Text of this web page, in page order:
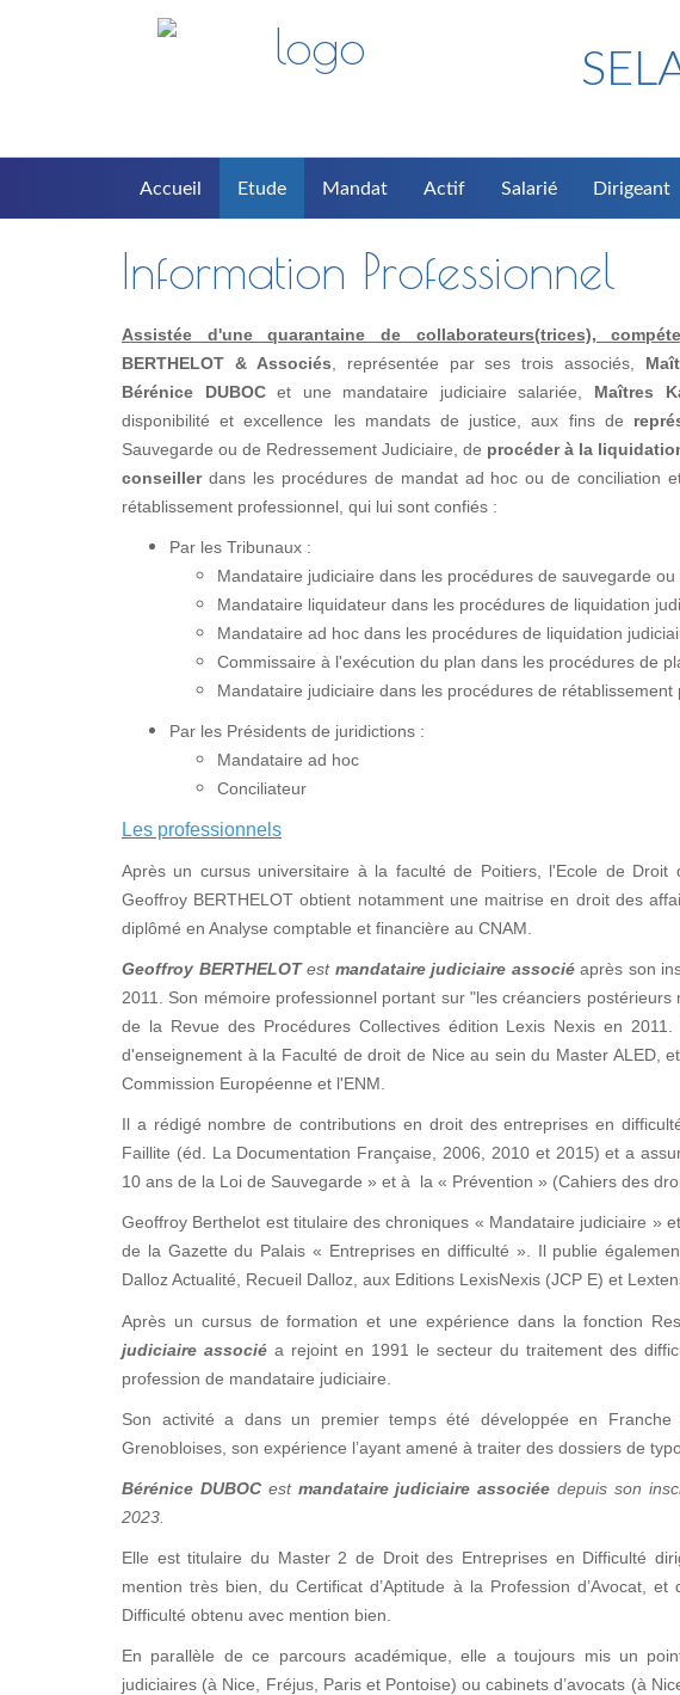
Accueil Etude Mandat Actif Salarié Dirigeant
Information Professionnel
Assistée d'une quarantaine de collaborateurs(trices),
BERTHELOT & Associés , représentée par ses trois associés,
Bérénice DUBOCet une mandataire judiciaire salariée, Maîtres
disponibilité et excellence les mandats de justice, aux fins de
Sauvegarde ou de Redressement Judiciaire, de procéder à la
conseillerdans les procédures de mandat ad hoc ou de conciliation
rétablissement professionnel, qui lui sont confiés :
Par les Tribunaux :
Mandataire judiciaire dans les procédures de sauvegarde
Mandataire liquidateur dans les procédures de liquidation
Mandataire ad hoc dans les procédures de liquidation
Commissaire à l'exécution du plan dans les procédures de
Mandataire judiciaire dans les procédures de rétablissement
Par les Présidents de juridictions :
Mandataire ad hoc
Conciliateur
Les professionnels
Après un cursus universitaire à la faculté de Poitiers, l'Ecole de
Geoffroy BERTHELOT obtient notamment une maitrise en droit des
diplômé en Analyse comptable et financière au CNAM.
Geoffroy BERTHELOTest mandataire judiciaire associéaprès son
2011. Son mémoire professionnel portant sur "les créanciers
de la Revue des Procédures Collectives édition Lexis Nexis en
d'enseignement à la Faculté de droit de Nice au sein du Master ALED, et
Commission Européenne et l'ENM.
Il a rédigé nombre de contributions en droit des entreprises en
Faillite (éd. La Documentation Française, 2006, 2010 et 2015) et a
10 ans de la Loi de Sauvegarde » et à la « Prévention » (Cahiers des
Geoffroy Berthelot est titulaire des chroniques « Mandataire judiciaire »
de la Gazette du Palais « Entreprises en difficulté ». Il publie
Dalloz Actualité, Recueil Dalloz, aux Editions LexisNexis (JCP E) et
Après un cursus de formation et une expérience dans la fonction
judiciaire associéa rejoint en 1991 le secteur du traitement des
profession de mandataire judiciaire.
Son activité a dans un premier temps été développée en
Grenobloises, son expérience l’ayant amené à traiter des dossiers de
Bérénice DUBOCest mandataire judiciaire associée depuis son
2023.
Elle est titulaire du Master 2 de Droit des Entreprises en Difficulté
mention très bien, du Certificat d’Aptitude à la Profession d’Avocat,
Difficulté obtenu avec mention bien.
En parallèle de ce parcours académique, elle a toujours mis un
judiciaires (à Nice, Fréjus, Paris et Pontoise) ou cabinets d’avocats (à